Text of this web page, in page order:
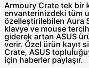
Armoury Crate tek bir
envanterinizdeki tüm
özelleştirilebilen Aura
klavye ve mouse
giderek artan ASUS
verir. Özel ürün kayıt
Crate, ASUS
için haberler paylaşır.